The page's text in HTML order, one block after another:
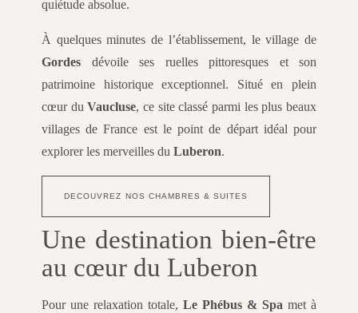
quiétude absolue.
À quelques minutes de l’établissement, le village de
Gordes dévoile ses ruelles pittoresques et son
patrimoine historique exceptionnel. Situé en plein
cœur duVaucluse, ce site classé parmi les plus beaux
villages de France est le point de départ idéal pour
explorer les merveilles du Luberon.
DECOUVREZ NOS CHAMBRES & SUITES
Une destination bien-être
au cœur du Luberon
Pour une relaxation totale, Le Phébus & Spa met à